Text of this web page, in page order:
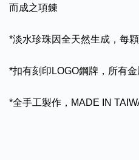
而成之項鍊
*淡水珍珠因全天然生成，每
*扣有刻印LOGO鋼牌，所有
*全手工製作，MADE IN